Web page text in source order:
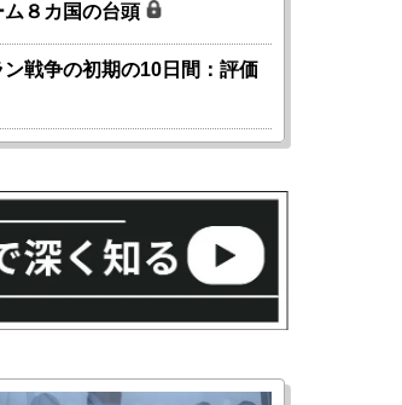
８カ国の台頭
戦争の初期の10日間：評価